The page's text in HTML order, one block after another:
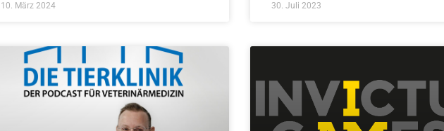
10. März 2024 30. Juli 2023